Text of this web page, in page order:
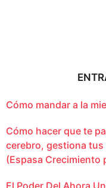
Cómo mandar a la
Cómo hacer que te
cerebro, gestiona
(Espasa Crecimiento
El Poder Del Ahora